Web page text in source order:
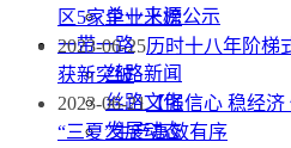
单一来源公示
一带一路
丝路新闻
丝路文化
发展动态
区5家企业上榜
2023-06-25历时十八年阶梯
获新突破
2023-06-21【强信心 稳经
“三夏”生产高效有序